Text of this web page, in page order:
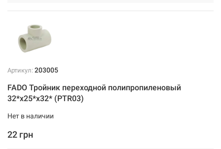
Артикул: 203005
FADO Тройник переходной полипропиленовый
32*x25*x32* (PTR03)
Нет в наличии
22 грн